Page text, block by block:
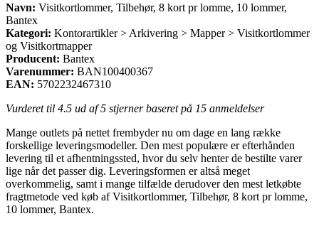
Navn: Visitkortlommer, Tilbehør, 8 kort pr lomme, 10 lommer,
Bantex
Kategori: Kontorartikler > Arkivering > Mapper > Visitkortlommer
og Visitkortmapper
Producent: Bantex
Varenummer: BAN100400367
EAN: 5702232467310
Vurderet til 4.5 ud af 5 stjerner baseret på 15 anmeldelser
Mange outlets på nettet frembyder nu om dage en lang række
forskellige leveringsmodeller. Den mest populære er efterhånden
levering til et afhentningssted, hvor du selv henter de bestilte varer
lige når det passer dig. Leveringsformen er altså meget
overkommelig, samt i mange tilfælde derudover den mest letkøbte
fragtmetode ved køb af Visitkortlommer, Tilbehør, 8 kort pr lomme,
10 lommer, Bantex.